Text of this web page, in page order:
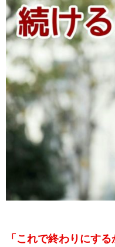
「これで終わりにす